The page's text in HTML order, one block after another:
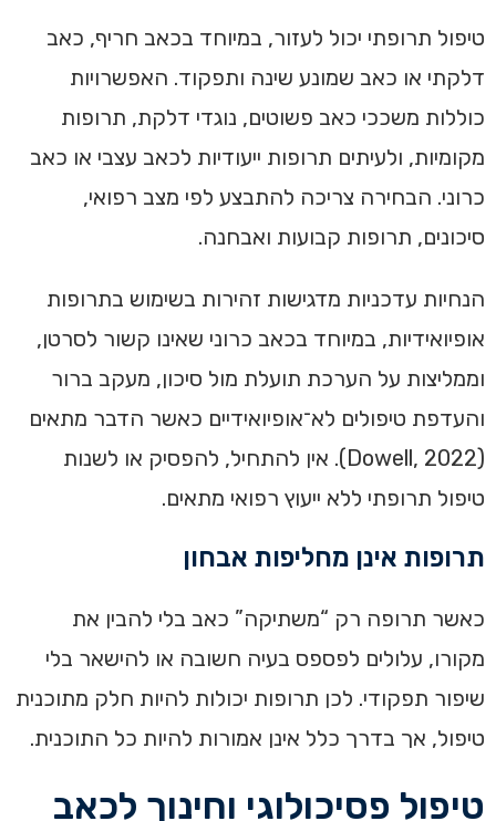
טיפול תרופתי יכול לעזור, במיוחד בכאב חריף, כאב
דלקתי או כאב שמונע שינה ותפקוד. האפשרויות
כוללות משככי כאב פשוטים, נוגדי דלקת, תרופות
מקומיות, ולעיתים תרופות ייעודיות לכאב עצבי או כאב
כרוני. הבחירה צריכה להתבצע לפי מצב רפואי,
סיכונים, תרופות קבועות ואבחנה.
הנחיות עדכניות מדגישות זהירות בשימוש בתרופות
אופיואידיות, במיוחד בכאב כרוני שאינו קשור לסרטן,
וממליצות על הערכת תועלת מול סיכון, מעקב ברור
והעדפת טיפולים לא־אופיואידיים כאשר הדבר מתאים
(Dowell, 2022). אין להתחיל, להפסיק או לשנות
טיפול תרופתי ללא ייעוץ רפואי מתאים.
תרופות אינן מחליפות אבחון
כאשר תרופה רק “משתיקה” כאב בלי להבין את
מקורו, עלולים לפספס בעיה חשובה או להישאר בלי
שיפור תפקודי. לכן תרופות יכולות להיות חלק מתוכנית
טיפול, אך בדרך כלל אינן אמורות להיות כל התוכנית.
טיפול פסיכולוגי וחינוך לכאב